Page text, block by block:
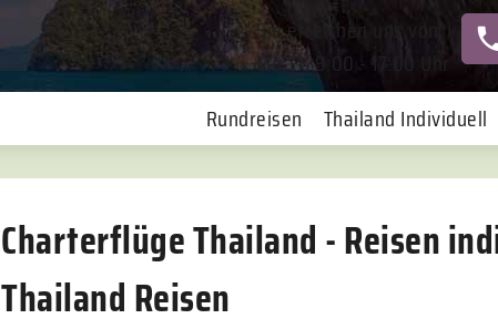
Sie erreichen uns von
Mo-Fr. 9:00 - 17:00 Uhr
Rundreisen Thailand Individuell
Charterflüge Thailand - Reisen
Thailand Reisen